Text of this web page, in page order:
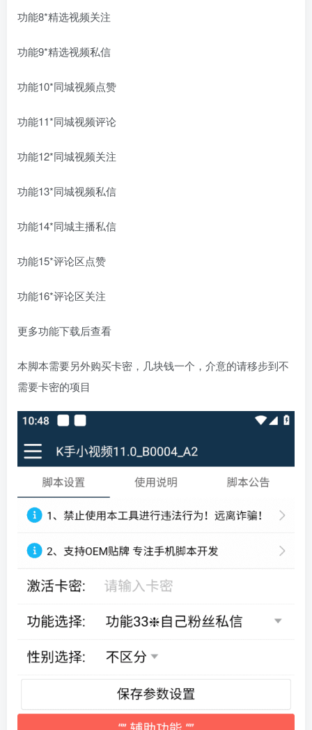
功能8*精选视频关注
功能9*精选视频私信
功能10*同城视频点赞
功能11*同城视频评论
功能12*同城视频关注
功能13*同城视频私信
功能14*同城主播私信
功能15*评论区点赞
功能16*评论区关注
更多功能下载后查看
本脚本需要另外购买卡密，几块钱一个，介意的请移步到不
需要卡密的项目